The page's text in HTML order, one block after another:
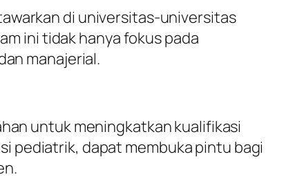
di universitas-universitas
ini tidak hanya fokus pada
manajerial.
untuk meningkatkan kualifikasi
pediatrik, dapat membuka pintu bagi